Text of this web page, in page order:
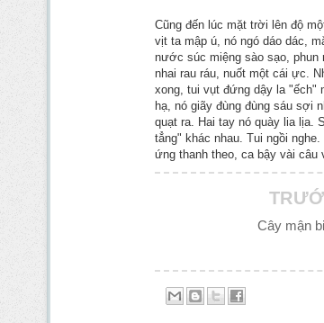
Cũng đến lúc mặt trời lên độ
vịt ta mập ú, nó ngó dáo dác,
nước súc miệng sào sạo, phun
nhai rau ráu, nuốt một cái ực.
xong, tui vụt đứng dậy la "ếch"
hạ, nó giãy đùng đùng sáu sợi
quạt ra. Hai tay nó quày lia lịa.
tẳng" khác nhau. Tui ngồi
ứng thanh theo, ca bậy vài câu
Cây mận